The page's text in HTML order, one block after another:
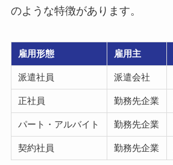
のような特徴があります。
雇用形態 雇用主
派遣社員 派遣会社
正社員 勤務先企業
パート・アルバイト 勤務先企業
契約社員 勤務先企業